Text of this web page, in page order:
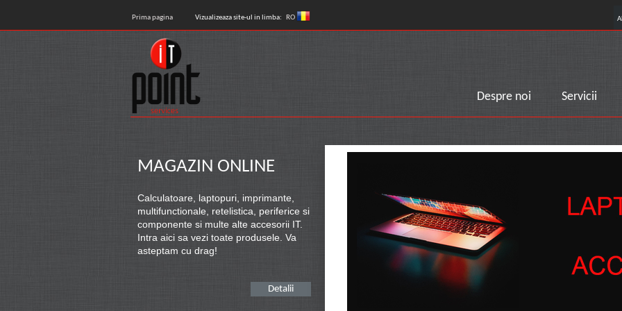
Prima pagina Vizualizeaza site-ul in limba: RO
Despre noi Servicii
MAGAZIN ONLINE
Calculatoare, laptopuri, imprimante,
multifunctionale, retelistica, periferice si
componente si multe alte accesorii IT.
Intra aici sa vezi toate produsele. Va
asteptam cu drag!
Detalii